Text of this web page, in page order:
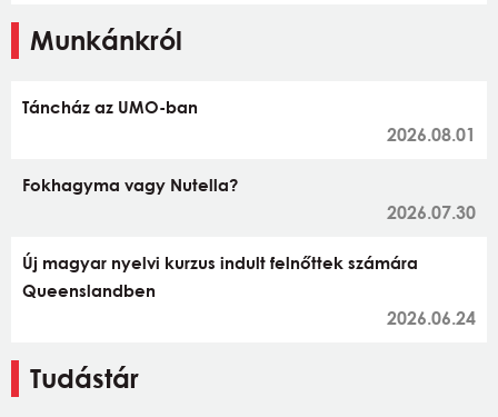
Munkánkról
Táncház az UMO-ban
2026.08.01
Fokhagyma vagy Nutella?
2026.07.30
Új magyar nyelvi kurzus indult felnőttek számára
Queenslandben
2026.06.24
Tudástár